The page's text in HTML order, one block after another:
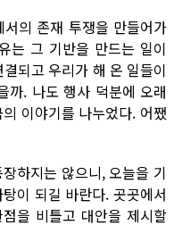
의 존재 투쟁을 만들어가
는 그 기반을 만드는 일이
되고 우리가 해 온 일들이
까. 나도 행사 덕분에 오래
이야기를 나누었다. 어쨌
하지는 않으니, 오늘을 기
이 되길 바란다. 곳곳에서
을 비틀고 대안을 제시할